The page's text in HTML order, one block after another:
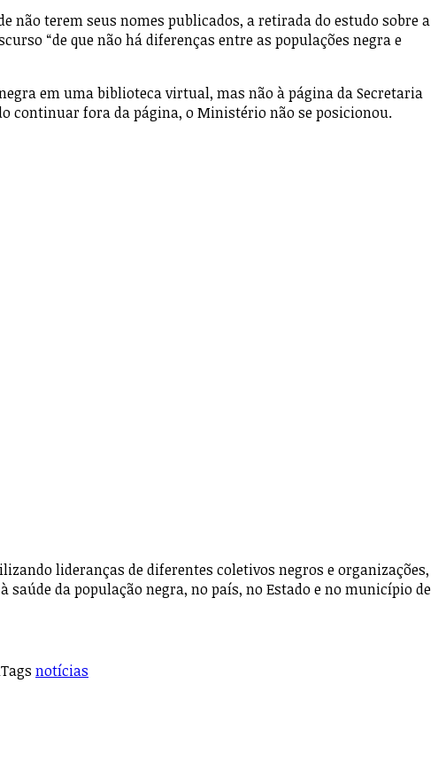
não terem seus nomes publicados, a retirada do estudo sobre a
“de que não há diferenças entre as populações negra e
em uma biblioteca virtual, mas não à página da Secretaria
continuar fora da página, o Ministério não se posicionou.
lideranças de diferentes coletivos negros e organizações,
da população negra, no país, no Estado e no município de
Tags notícias